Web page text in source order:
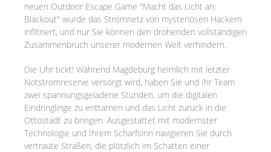
neuen Outdoor Escape Game "Macht das Licht an:
Blackout" wurde das Stromnetz von mysteriösen Hackern
infiltriert, und nur Sie können den drohenden vollständigen
Zusammenbruch unserer modernen Welt verhindern.
Die Uhr tickt! Während Magdeburg heimlich mit letzter
Notstromreserve versorgt wird, haben Sie und Ihr Team
zwei spannungsgeladene Stunden, um die digitalen
Eindringlinge zu enttarnen und das Licht zurück in die
Ottostadt zu bringen. Ausgestattet mit modernster
Technologie und Ihrem Scharfsinn navigieren Sie durch
vertraute Straßen, die plötzlich im Schatten einer